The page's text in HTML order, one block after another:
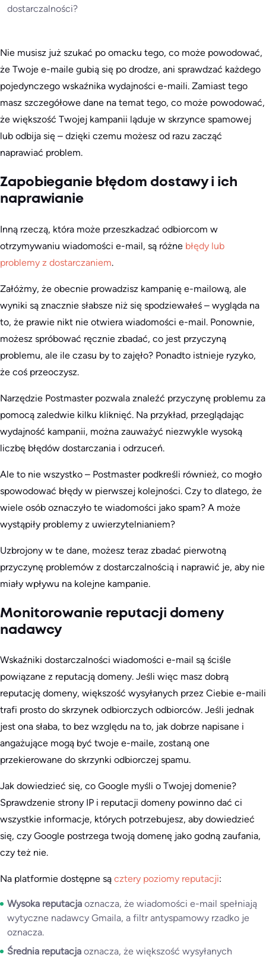
dostarczalności?
Nie musisz już szukać po omacku tego, co może powodować,
że Twoje e-maile gubią się po drodze, ani sprawdzać każdego
pojedynczego wskaźnika wydajności e-maili. Zamiast tego
masz szczegółowe dane na temat tego, co może powodować,
że większość Twojej kampanii ląduje w skrzynce spamowej
lub odbija się – dzięki czemu możesz od razu zacząć
naprawiać problem.
Zapobieganie błędom dostawy i ich
naprawianie
Inną rzeczą, która może przeszkadzać odbiorcom w
otrzymywaniu wiadomości e-mail, są różne błędy lub
problemy z dostarczaniem.
Załóżmy, że obecnie prowadzisz kampanię e-mailową, ale
wyniki są znacznie słabsze niż się spodziewałeś – wygląda na
to, że prawie nikt nie otwiera wiadomości e-mail. Ponownie,
możesz spróbować ręcznie zbadać, co jest przyczyną
problemu, ale ile czasu by to zajęło? Ponadto istnieje ryzyko,
że coś przeoczysz.
Narzędzie Postmaster pozwala znaleźć przyczynę problemu za
pomocą zaledwie kilku kliknięć. Na przykład, przeglądając
wydajność kampanii, można zauważyć niezwykle wysoką
liczbę błędów dostarczania i odrzuceń.
Ale to nie wszystko – Postmaster podkreśli również, co mogło
spowodować błędy w pierwszej kolejności. Czy to dlatego, że
wiele osób oznaczyło te wiadomości jako spam? A może
wystąpiły problemy z uwierzytelnianiem?
Uzbrojony w te dane, możesz teraz zbadać pierwotną
przyczynę problemów z dostarczalnością i naprawić je, aby nie
miały wpływu na kolejne kampanie.
Monitorowanie reputacji domeny
nadawcy
Wskaźniki dostarczalności wiadomości e-mail są ściśle
powiązane z reputacją domeny. Jeśli więc masz dobrą
reputację domeny, większość wysyłanych przez Ciebie e-maili
trafi prosto do skrzynek odbiorczych odbiorców. Jeśli jednak
jest ona słaba, to bez względu na to, jak dobrze napisane i
angażujące mogą być twoje e-maile, zostaną one
przekierowane do skrzynki odbiorczej spamu.
Jak dowiedzieć się, co Google myśli o Twojej domenie?
Sprawdzenie strony IP i reputacji domeny powinno dać ci
wszystkie informacje, których potrzebujesz, aby dowiedzieć
się, czy Google postrzega twoją domenę jako godną zaufania,
czy też nie.
Na platformie dostępne są cztery poziomy reputacji:
Wysoka reputacja oznacza, że wiadomości e-mail spełniają
wytyczne nadawcy Gmaila, a filtr antyspamowy rzadko je
oznacza.
Średnia reputacja oznacza, że większość wysyłanych